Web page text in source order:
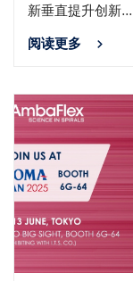
新垂直提升创新...
阅读更多